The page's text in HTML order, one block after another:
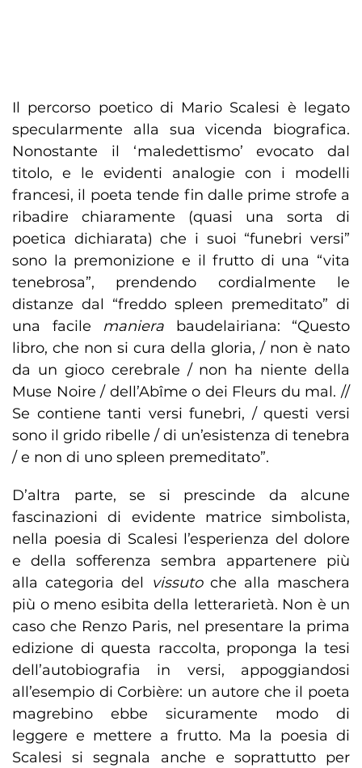
Il percorso poetico di Mario Scalesi è legato
specularmente alla sua vicenda biografica.
Nonostante il ‘maledettismo’ evocato dal
titolo, e le evidenti analogie con i modelli
francesi, il poeta tende fin dalle prime strofe a
ribadire chiaramente (quasi una sorta di
poetica dichiarata) che i suoi “funebri versi”
sono la premonizione e il frutto di una “vita
tenebrosa”, prendendo cordialmente le
distanze dal “freddo spleen premeditato” di
una facile maniera baudelairiana: “Questo
libro, che non si cura della gloria, / non è nato
da un gioco cerebrale / non ha niente della
Muse Noire / dell’Abîme o dei Fleurs du mal. //
Se contiene tanti versi funebri, / questi versi
sono il grido ribelle / di un’esistenza di tenebra
/ e non di uno spleen premeditato”.
D’altra parte, se si prescinde da alcune
fascinazioni di evidente matrice simbolista,
nella poesia di Scalesi l’esperienza del dolore
e della sofferenza sembra appartenere più
alla categoria del
vissutoche alla maschera
più o meno esibita della letterarietà. Non è un
caso che Renzo Paris, nel presentare la prima
edizione di questa raccolta, proponga la tesi
dell’autobiografia in versi, appoggiandosi
all’esempio di Corbière: un autore che il poeta
magrebino ebbe sicuramente modo di
leggere e mettere a frutto. Ma la poesia di
Scalesi si segnala anche e soprattutto per